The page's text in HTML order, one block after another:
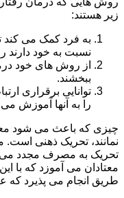
زیر هستند:
به فرد کمک می کند
نسبت به خود دارند
از روش های خود
ببخشند.
توانایی برقراری
را به آنها آموزش می
چیزی که باعث می شود
نمانند، تحریک ذهنی است.
تحریک به مصرف مجدد می
معتادان می آموزد که با
طریق انجام می پذیرد که